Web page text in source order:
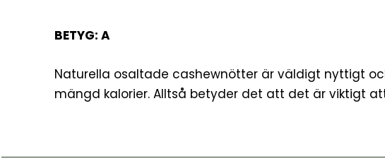
BETYG: A
Naturella osaltade cashewnötter är väldigt nyttigt
mängd kalorier. Alltså betyder det att det är viktigt